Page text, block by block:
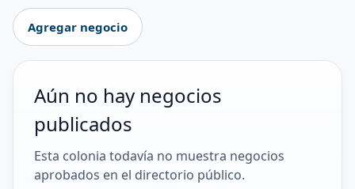
Agregar negocio
Aún no hay negocios
publicados
Esta colonia todavía no muestra negocios
aprobados en el directorio público.